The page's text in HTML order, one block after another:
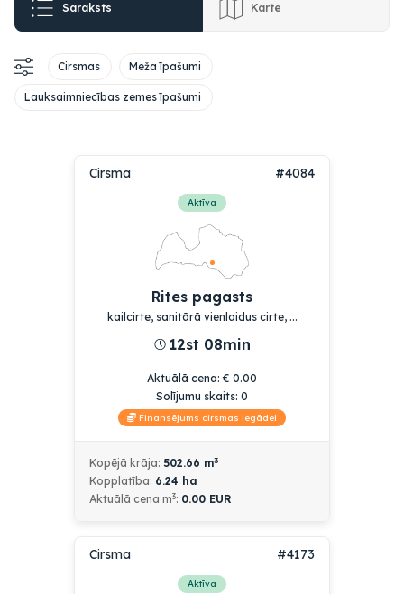
Saraksts Karte
Cirsmas Meža īpašumi
Lauksaimniecības zemes īpašumi
Cirsma #4084
Aktīva
Rites pagasts
kailcirte, sanitārā vienlaidus cirte, ...
12st 08min
Aktuālā cena:€ 0.00
Solījumu skaits: 0
Finansējums cirsmas iegādei
Kopējā krāja: 502.66 m3
Kopplatība: 6.24 ha
Aktuālā cena m3: 0.00 EUR
Cirsma #4173
Aktīva